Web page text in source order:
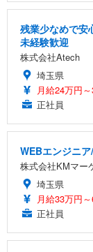
残業少なめで安
未経験歓迎
株式会社Atech
埼玉県
月給24万円
正社員
WEBエンジニ
株式会社KMマー
埼玉県
月給33万円
正社員